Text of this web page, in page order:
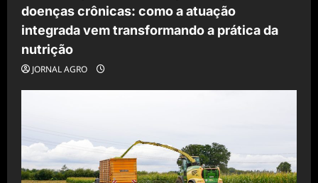
doenças crônicas: como a atuação
integrada vem transformando a prática da
nutrição
JORNAL AGRO